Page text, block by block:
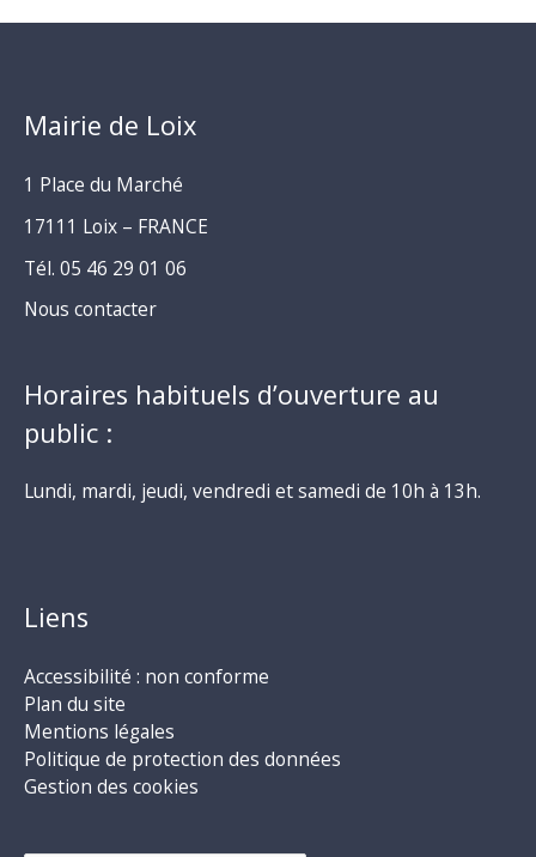
Mairie de Loix
1 Place du Marché
17111 Loix – FRANCE
Tél. 05 46 29 01 06
Nous contacter
Horaires habituels d’ouverture au
public :
Lundi, mardi, jeudi, vendredi et samedi de 10h à 13h.
Liens
Accessibilité : non conforme
Plan du site
Mentions légales
Politique de protection des données
Gestion des cookies